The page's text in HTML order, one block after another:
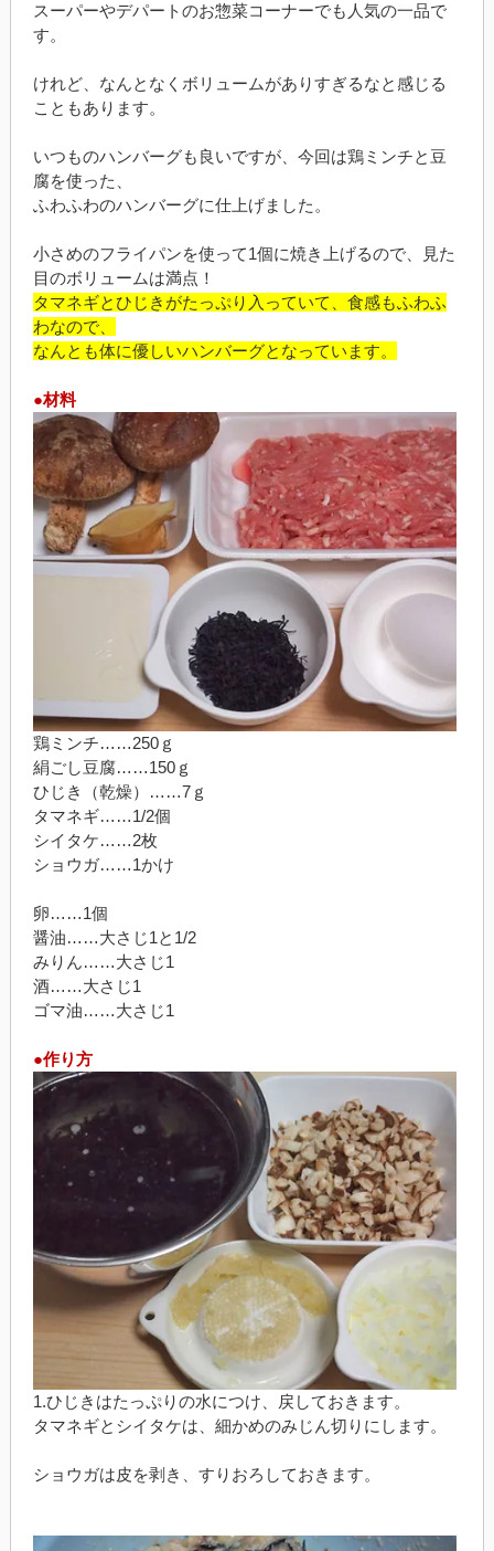
スーパーやデパートのお惣菜コーナーでも人気の一品で
す。
けれど、なんとなくボリュームがありすぎるなと感じる
こともあります。
いつものハンバーグも良いですが、今回は鶏ミンチと豆
腐を使った、
ふわふわのハンバーグに仕上げました。
小さめのフライパンを使って1個に焼き上げるので、見た
目のボリュームは満点！
タマネギとひじきがたっぷり入っていて、食感もふわふ
わなので、
なんとも体に優しいハンバーグとなっています。
●材料
鶏ミンチ……250ｇ
絹ごし豆腐……150ｇ
ひじき（乾燥）……7ｇ
タマネギ……1/2個
シイタケ……2枚
ショウガ……1かけ
卵……1個
醤油……大さじ1と1/2
みりん……大さじ1
酒……大さじ1
ゴマ油……大さじ1
●作り方
1.ひじきはたっぷりの水につけ、戻しておきます。
タマネギとシイタケは、細かめのみじん切りにします。
ショウガは皮を剥き、すりおろしておきます。